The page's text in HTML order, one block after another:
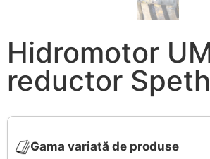
Hidromotor
reductor Speth
Gama variată de produse